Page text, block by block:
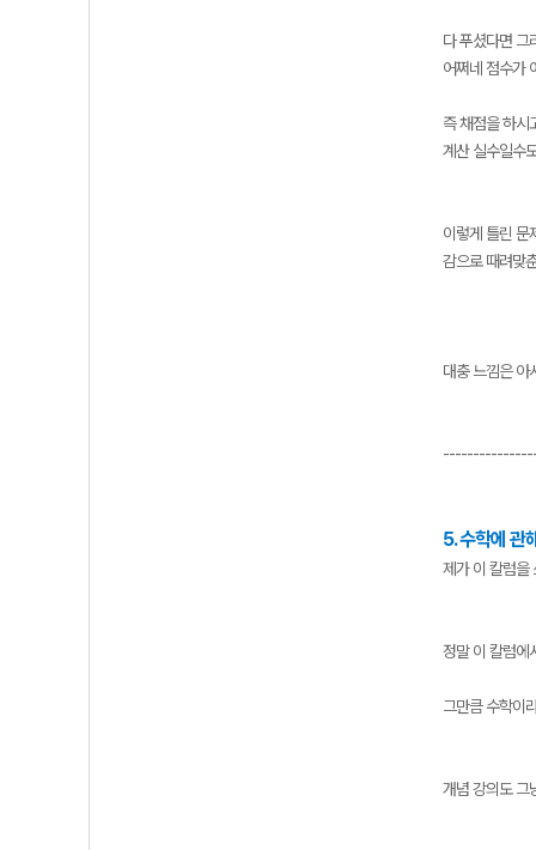
다 푸셨다면 그
어쩌네 점수가
즉 채점을 하시
계산 실수일수
이렇게 틀린 문
감으로 때려맞
대충 느낌은 아
5. 수학에 관
제가 이 칼럼을
정말 이 칼럼에
그만큼 수학이
개념 강의도 그